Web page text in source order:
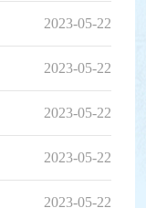
2023-05-22
2023-05-22
2023-05-22
2023-05-22
2023-05-22